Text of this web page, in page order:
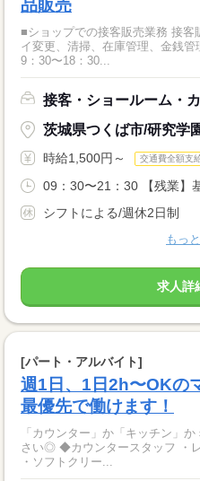
品販売
■ショップでの接客販売業務 接
イ変更、清掃、在庫管理、金銭管理等 ■就業時間・シフト ＜
9：30〜18：30...
接客・ショールーム・
茨城県つくば市/研究学
時給1,500円～ 交通費全額支
09：30〜21：30 【残業】
シフトによる/週休2日制
もっ
求人詳
[パート・アルバイト]
週1日、1日2h〜OKの
最優先で働けます！
「カウンター」か「キッチン」
さい◎ ◆カウンタースタッフ ・レジでの接客、注文 ・ドリンク作り
・ソフトクリー...